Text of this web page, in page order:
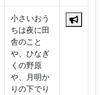
小さいおう
ちは夜に田
舎のこと
や、ひなぎ
くの野原
や、月明か
りの下でり